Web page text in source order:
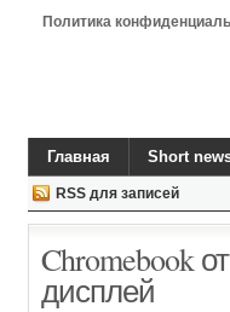
Политика
Главная Short
RSS для записей
Chromebook
дисплей